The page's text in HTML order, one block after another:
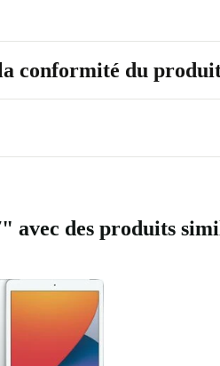
conformité du
avec des produits